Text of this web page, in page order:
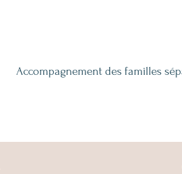
Accompagnement des familles